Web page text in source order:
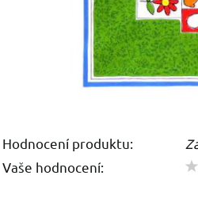
Hodnocení produktu:
Vaše hodnocení: